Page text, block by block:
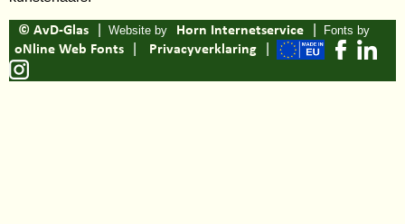
© AvD-Glas Website by Horn Internetservice Fonts by
oNline Web Fonts Privacyverklaring